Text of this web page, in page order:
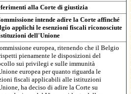
alla Corte di giustizia
intende adire la Corte affinché
applichi le esenzioni fiscali riconosciute
dell'Unione
europea, ritenendo che il Belgio
pienamente le disposizioni del
sui privilegi e sulle immunità
europea per quanto riguarda le
fiscali applicabili alle istituzioni
ha deciso di adire la Corte su